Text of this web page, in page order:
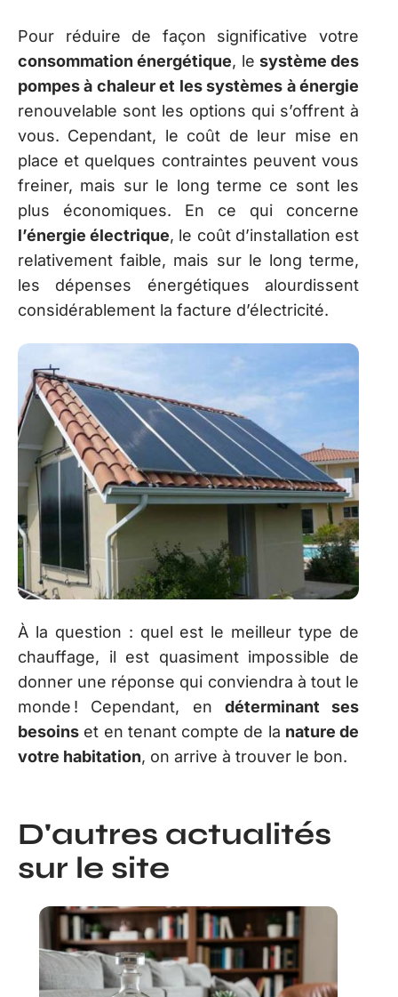
Pour réduire de façon significative votre
consommation énergétique, le système des
pompes à chaleur et les systèmes à énergie
renouvelable sont les options qui s’offrent à
vous. Cependant, le coût de leur mise en
place et quelques contraintes peuvent vous
freiner, mais sur le long terme ce sont les
plus économiques. En ce qui concerne
l’énergie électrique, le coût d’installation est
relativement faible, mais sur le long terme,
les dépenses énergétiques alourdissent
considérablement la facture d’électricité.
À la question : quel est le meilleur type de
chauffage, il est quasiment impossible de
donner une réponse qui conviendra à tout le
monde ! Cependant, en déterminant ses
besoins et en tenant compte de la nature de
votre habitation, on arrive à trouver le bon.
D'autres actualités
sur le site